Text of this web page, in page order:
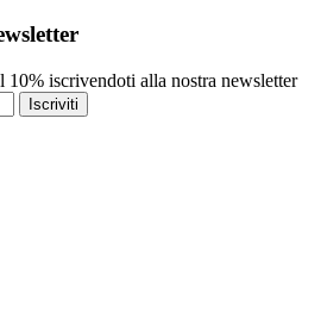
iscrivendoti alla nostra newsletter
Iscriviti